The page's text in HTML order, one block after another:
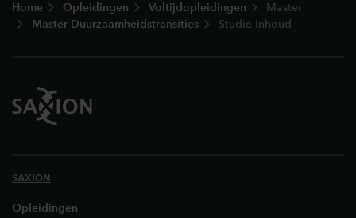
Home Opleidingen Voltijdopleidingen
Master
Master Duurzaamheidstransities
Studie Inhoud
SAXION
Opleidingen